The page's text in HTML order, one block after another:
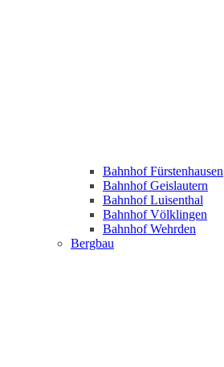
Bahnhof Fürstenhausen
Bahnhof Geislautern
Bahnhof Luisenthal
Bahnhof Völklingen
Bahnhof Wehrden
Bergbau